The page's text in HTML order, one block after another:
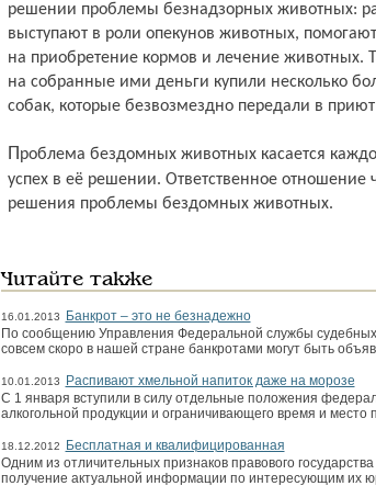
решении проблемы безнадзорных животных:
выступают в роли опекунов животных,
на приобретение кормов и лечение животных.
на собранные ими деньги купили несколько
собак, которые безвозмездно передали в
Проблема бездомных животных касается каждого из нас, и только от нас зависит
успех в её решении. Ответственное
решения проблемы бездомных животных.
Читайте также
16.01.2013
Банкрот – это не безнадежно
По сообщению Управления Федеральной службы судебных
совсем скоро в нашей стране банкротами могут быть
10.01.2013
Распивают хмельной напиток даже на морозе
С 1 января вступили в силу отдельные положения
алкогольной продукции и ограничивающего время и место
18.12.2012
Бесплатная и квалифицированная
Одним из отличительных признаков правового
получение актуальной информации по интересующим их